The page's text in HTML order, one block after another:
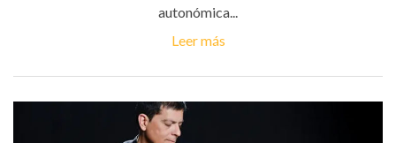
autonómica...
Leer más